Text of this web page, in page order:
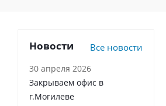
Новости Все новости
30 апреля 2026
Закрываем офис в
г.Могилеве